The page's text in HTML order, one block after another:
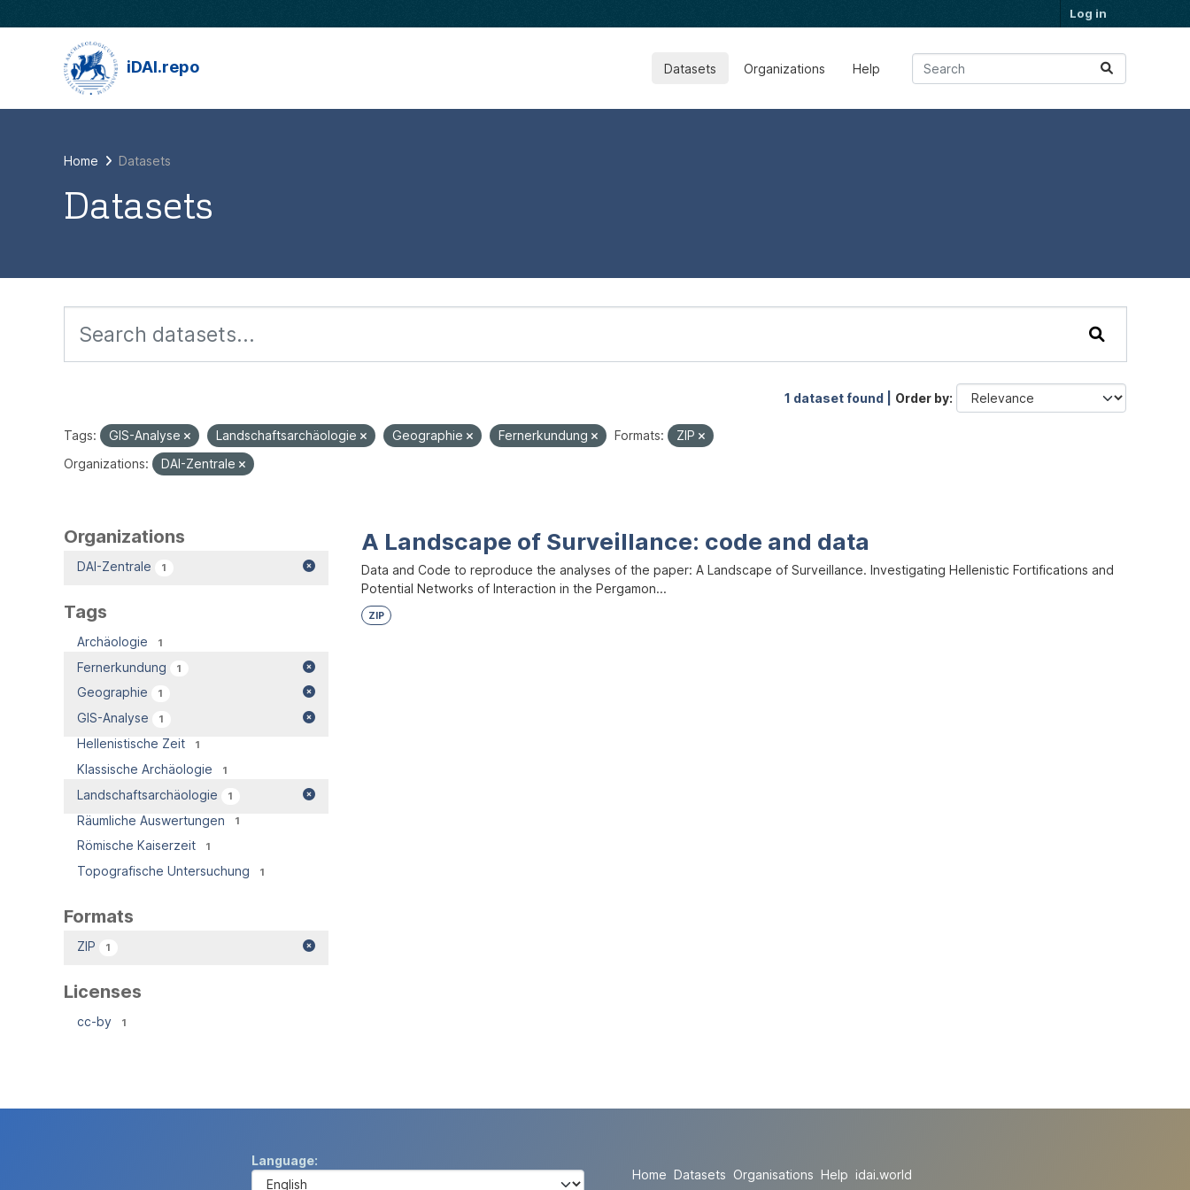
Log in
iDAI.repo Datasets Organizations Help
Home Datasets
Datasets
1 dataset found | Order by
Tags: GIS-Analyse Landschaftsarchäologie Geographie Fernerkundung Formats:
ZIP
Organizations:
DAI-Zentrale
Organizations
DAI-Zentrale 1
Tags
Archäologie 1
Fernerkundung 1
Geographie 1
GIS-Analyse 1
Hellenistische Zeit 1
Klassische Archäologie 1
Landschaftsarchäologie 1
Räumliche Auswertungen 1
Römische Kaiserzeit 1
Topografische Untersuchung 1
Formats
ZIP 1
Licenses
cc-by 1
A Landscape of Surveillance: code and data
Data and Code to reproduce the analyses of the paper: A Landscape of Surveillance. Investigating Hellenistic Fortifications and
Potential Networks of Interaction in the Pergamon...
ZIP
Language
Home Datasets Organisations Help idai.world